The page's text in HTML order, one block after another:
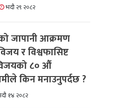
भदौ २९ २०८२
जापानी आक्रमण
र विश्वफासिष्ट
८० औं
किन मनाउनुपर्दछ ?
१४ २०८२